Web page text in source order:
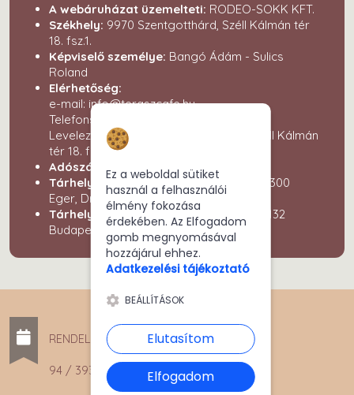
A webáruházat üzemelteti: RODEO-SOKK KFT.
Székhely: 9970 Szentgotthárd, Széll Kálmán tér
18. fsz.1.
Képviselő személye: Bangó Ádám - Sulics
Roland
Elérhetőség:
e-mail: info@teraszcafe.hu
Telefonszám:
Levelezési cím: 9970 Szentgotthárd, Széll Kálmán
tér 18. fsz.1.
Adószám:
25537044-2-18
Tárhely fenntartó:Simon Zoltán e.v. (3300
Eger, Dr. Frank Mária u. 11.)
Tárhely szolgáltató:Rackforest Kft. (1132
Budapest, Victor Hugo u. 18-22.)
RENDELÉSFELVÉTEL
94 / 393 - 353
Ez a weboldal sütiket
használ a felhasználói
élmény fokozása
érdekében. Az Elfogadom
gomb megnyomásával
hozzájárul ehhez.
Adatkezelési tájékoztató
BEÁLLÍTÁSOK
Elutasítom
Elfogadom